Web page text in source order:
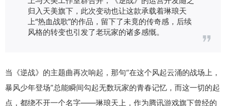
归入天美旗下，此次变动也让这款承载着琳琅天
上“热血战歌”的作品，留下了未竟的传奇感，后续
风格的转变也引发了老玩家的诸多感慨。
当《逆战》的主题曲再次响起，那句“在这个风起云涌的战场上，
暴风少年登场”总能瞬间勾起无数玩家的青春记忆，而这一切的起
点，都绕不开一个名字——琳琅天上，作为腾讯游戏旗下曾经的